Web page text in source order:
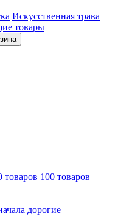
Искусственная трава
товары
товаров 100 товаров
дорогие